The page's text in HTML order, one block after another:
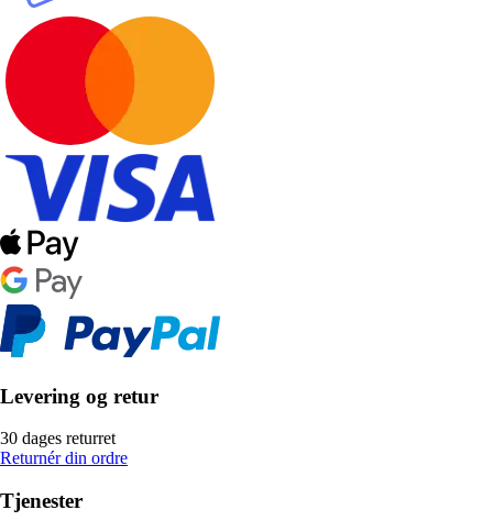
Levering og retur
30 dages returret
Returnér din ordre
Tjenester